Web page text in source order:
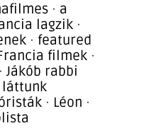
· a
lagzik ·
· featured
filmek ·
· Jákób rabbi
láttunk
· Léon ·